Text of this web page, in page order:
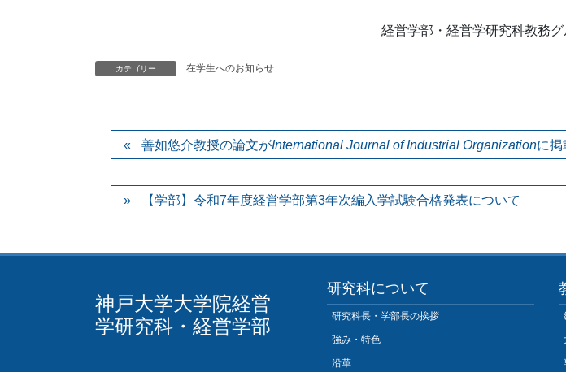
経営学部・経営学研究科教務グル
カテゴリー 在学生へのお知らせ
善如悠介教授の論文がInternational Journal of Industrial Organizationに掲
【学部】令和7年度経営学部第3年次編入学試験合格発表について
神戸大学大学院経営
学研究科・経営学部
研究科について
研究科長・学部長の挨拶
強み・特色
沿革